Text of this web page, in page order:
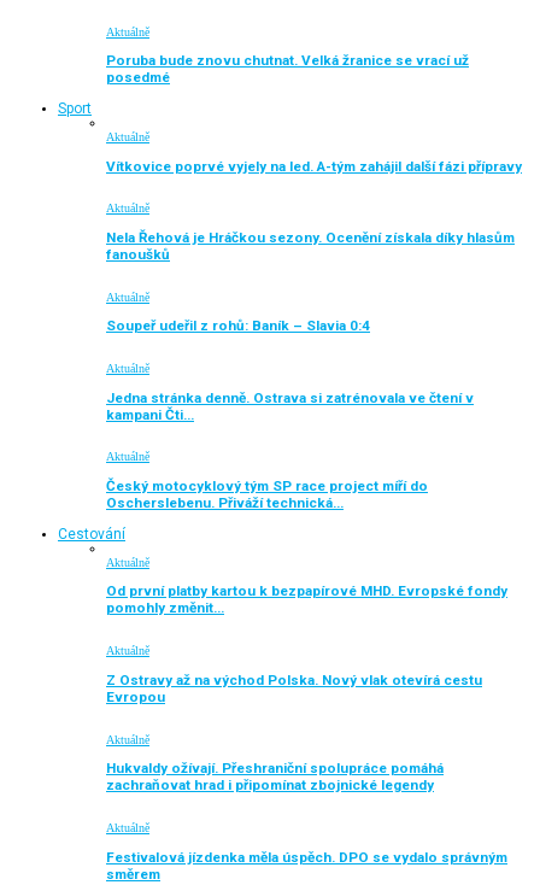
Aktuálně
Poruba bude znovu chutnat. Velká žranice se vrací už
posedmé
Sport
Aktuálně
Vítkovice poprvé vyjely na led. A-tým zahájil další fázi přípravy
Aktuálně
Nela Řehová je Hráčkou sezony. Ocenění získala díky hlasům
fanoušků
Aktuálně
Soupeř udeřil z rohů: Baník – Slavia 0:4
Aktuálně
Jedna stránka denně. Ostrava si zatrénovala ve čtení v
kampani Čti…
Aktuálně
Český motocyklový tým SP race project míří do
Oscherslebenu. Přiváží technická…
Cestování
Aktuálně
Od první platby kartou k bezpapírové MHD. Evropské fondy
pomohly změnit…
Aktuálně
Z Ostravy až na východ Polska. Nový vlak otevírá cestu
Evropou
Aktuálně
Hukvaldy ožívají. Přeshraniční spolupráce pomáhá
zachraňovat hrad i připomínat zbojnické legendy
Aktuálně
Festivalová jízdenka měla úspěch. DPO se vydalo správným
směrem